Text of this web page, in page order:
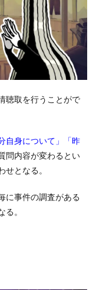
聴取を行うことがで
自身について」「昨
問内容が変わるとい
となる。
に事件の調査がある
。